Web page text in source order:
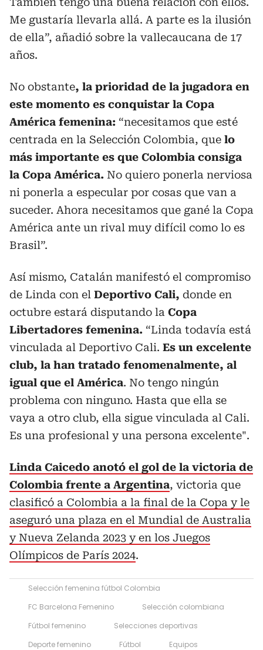
Me gustaría llevarla allá. A parte es la ilusión
de ella”, añadió sobre la vallecaucana de 17
años.
No obstante, la prioridad de la jugadora en
este momento es conquistar la Copa
América femenina: “necesitamos que esté
centrada en la Selección Colombia, que lo
más importante es que Colombia consiga
la Copa América. No quiero ponerla nerviosa
ni ponerla a especular por cosas que van a
suceder. Ahora necesitamos que gané la Copa
América ante un rival muy difícil como lo es
Brasil”.
Así mismo, Catalán manifestó el compromiso
de Linda con el Deportivo Cali, donde en
octubre estará disputando la Copa
Libertadores femenina. “Linda todavía está
vinculada al Deportivo Cali. Es un excelente
club, la han tratado fenomenalmente, al
igual que el América. No tengo ningún
problema con ninguno. Hasta que ella se
vaya a otro club, ella sigue vinculada al Cali.
Es una profesional y una persona excelente".
Linda Caicedo anotó el gol de la victoria de
Colombia frente a Argentina, victoria que
clasificó a Colombia a la final de la Copa y le
aseguró una plaza en el Mundial de Australia
y Nueva Zelanda 2023 y en los Juegos
Olímpicos de París 2024.
Selección femenina fútbol Colombia
FC Barcelona Femenino
Selección colombiana
Fútbol femenino
Selecciones deportivas
Deporte femenino
Fútbol Equipos